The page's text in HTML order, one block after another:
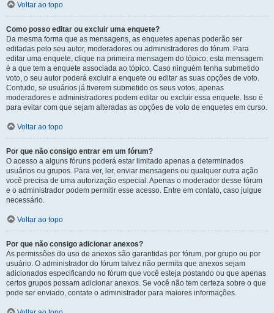
Voltar ao topo
Como posso editar ou excluir uma enquete?
Da mesma forma que as mensagens, as enquetes apenas poderão ser
editadas pelo seu autor, moderadores ou administradores do fórum. Para
editar uma enquete, clique na primeira mensagem do tópico; esta mensagem
é a que tem a enquete associada ao tópico. Caso ninguém tenha submetido
voto, o seu autor poderá excluir a enquete ou editar as suas opções de voto.
Contudo, se usuários já tiverem submetido os seus votos, apenas
moderadores e administradores podem editar ou excluir essa enquete. Isso é
para evitar com que sejam alteradas as opções de voto de enquetes em curso.
Voltar ao topo
Por que não consigo entrar em um fórum?
O acesso a alguns fóruns poderá estar limitado apenas a determinados
usuários ou grupos. Para ver, ler, enviar mensagens ou qualquer outra ação
você precisa de uma autorização especial. Apenas o moderador desse fórum
e o administrador podem permitir esse acesso. Entre em contato, caso julgue
necessário.
Voltar ao topo
Por que não consigo adicionar anexos?
As permissões do uso de anexos são garantidas por fórum, por grupo ou por
usuário. O administrador do fórum talvez não permita que anexos sejam
adicionados especificando no fórum que você esteja postando ou que apenas
certos grupos possam adicionar anexos. Se você não tem certeza sobre o que
pode ser enviado, contate o administrador para maiores informações.